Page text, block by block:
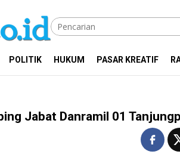
POLITIK HUKUM PASAR KREATIF
Jabat Danramil 01